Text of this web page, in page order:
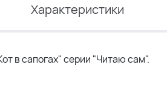
Характеристики
в сапогах" серии "Читаю сам".